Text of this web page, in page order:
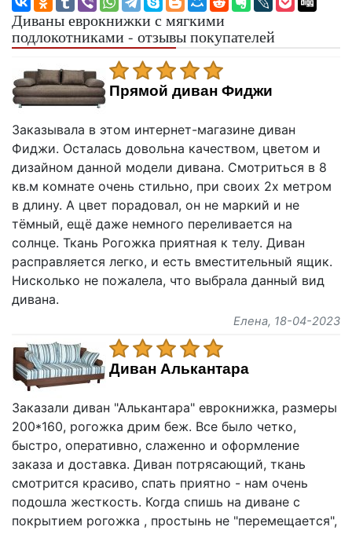
Диваны еврокнижки с мягкими
подлокотниками - отзывы покупателей
Прямой диван Фиджи
Заказывала в этом интернет-магазине диван
Фиджи. Осталась довольна качеством, цветом и
дизайном данной модели дивана. Смотриться в 8
кв.м комнате очень стильно, при своих 2х метром
в длину. А цвет порадовал, он не маркий и не
тёмный, ещё даже немного переливается на
солнце. Ткань Рогожка приятная к телу. Диван
расправляется легко, и есть вместительный ящик.
Нисколько не пожалела, что выбрала данный вид
дивана.
Елена, 18-04-2023
Диван Алькантара
Заказали диван "Алькантара" еврокнижка, размеры
200*160, рогожка дрим беж. Все было четко,
быстро, оперативно, слаженно и оформление
заказа и доставка. Диван потрясающий, ткань
смотрится красиво, спать приятно - нам очень
подошла жесткость. Когда спишь на диване с
покрытием рогожка , простынь не "перемещается",